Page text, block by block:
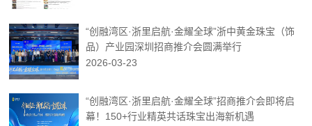
“创融湾区·浙里启航·金耀全球”浙中黄金珠宝（饰
品）产业园深圳招商推介会圆满举行
2026-03-23
“创融湾区·浙里启航·金耀全球”招商推介会即将启
幕！150+行业精英共话珠宝出海新机遇